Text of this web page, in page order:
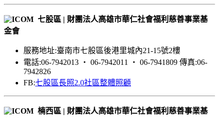
七股區 | 財團法人高雄市華仁社會福利慈善事業基
金會
服務地址:臺南市七股區後港里城內21-15號2樓
電話:06-7942013 ‧ 06-7942011 ‧ 06-7941809 傳真:06-
7942826
FB:七股區長照2.0社區整體照顧
楠西區 | 財團法人高雄市華仁社會福利慈善事業基